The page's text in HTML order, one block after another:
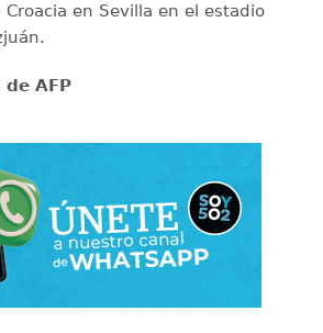
Croacia en Sevilla en el estadio
AFP